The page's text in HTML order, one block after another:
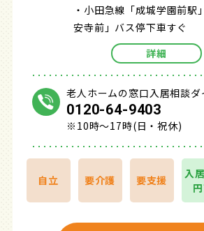
・小田急線「成城学園前駅
安寺前」バス停下車すぐ
詳細
老人ホームの窓口入居相談ダ
0120-64-9403
※10時～17時(日・祝休)
自立 要介護 要支援
入